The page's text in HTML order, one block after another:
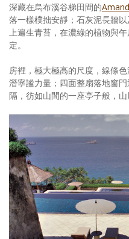
深藏在烏布溪谷梯田間的
落一樣樸拙安靜；石灰泥長牆
上遍生青苔，在濃綠的植物與
定。
房裡，極大極高的尺度，線條
潛寧謐力量；四面整扇落地窗
隔，彷如山間的一座亭子般，山